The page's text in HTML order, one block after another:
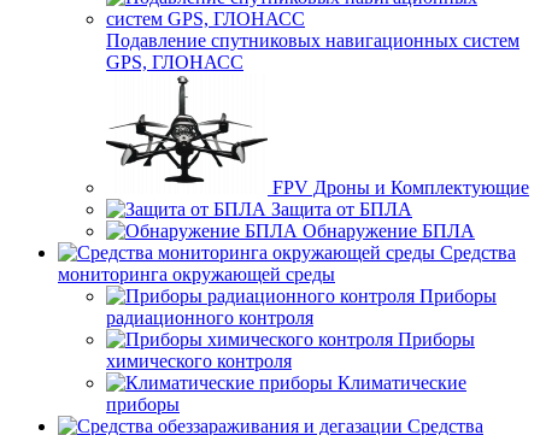
Подавление спутниковых навигационных систем
GPS, ГЛОНАСС
FPV Дроны и Комплектующие
Защита от БПЛА
Обнаружение БПЛА
Средства
мониторинга окружающей среды
Приборы
радиационного контроля
Приборы
химического контроля
Климатические
приборы
Средства